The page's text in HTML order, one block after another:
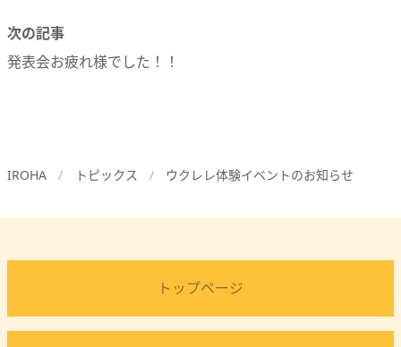
IROHA トピックス ウクレレ体験イベントのお知らせ
次の記事
発表会お疲れ様でした！！
トップページ